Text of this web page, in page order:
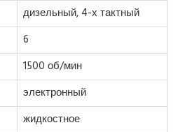
дизельный, 4-х тактный
6
1500 об/мин
электронный
жидкостное